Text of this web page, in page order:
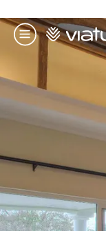
Menü
Startseite